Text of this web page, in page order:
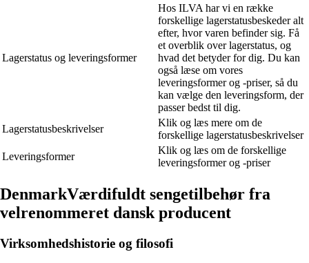
Lagerstatus og leveringsformer
Hos ILVA har vi en række
forskellige lagerstatusbeskeder alt
efter, hvor varen befinder sig. Få
et overblik over lagerstatus, og
hvad det betyder for dig. Du kan
også læse om vores
leveringsformer og -priser, så du
kan vælge den leveringsform, der
passer bedst til dig.
Lagerstatusbeskrivelser
Klik og læs mere om de
forskellige lagerstatusbeskrivelser
Leveringsformer
Klik og læs om de forskellige
leveringsformer og -priser
DenmarkVærdifuldt sengetilbehør fra
velrenommeret dansk producent
Virksomhedshistorie og filosofi